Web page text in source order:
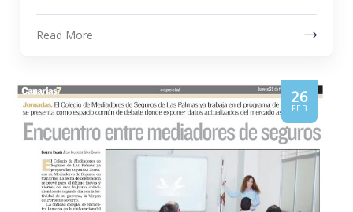
Read More
26
FEB